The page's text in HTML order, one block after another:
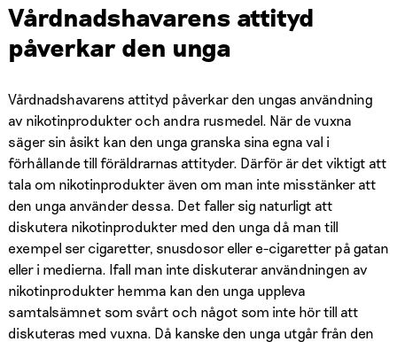
Vårdnadshavarens attityd
påverkar den unga
Vårdnadshavarens attityd påverkar den ungas användning
av nikotinprodukter och andra rusmedel. När de vuxna
säger sin åsikt kan den unga granska sina egna val i
förhållande till föräldrarnas attityder. Därför är det viktigt att
tala om nikotinprodukter även om man inte misstänker att
den unga använder dessa. Det faller sig naturligt att
diskutera nikotinprodukter med den unga då man till
exempel ser cigaretter, snusdosor eller e-cigaretter på gatan
eller i medierna. Ifall man inte diskuterar användningen av
nikotinprodukter hemma kan den unga uppleva
samtalsämnet som svårt och något som inte hör till att
diskuteras med vuxna. Då kanske den unga utgår från den